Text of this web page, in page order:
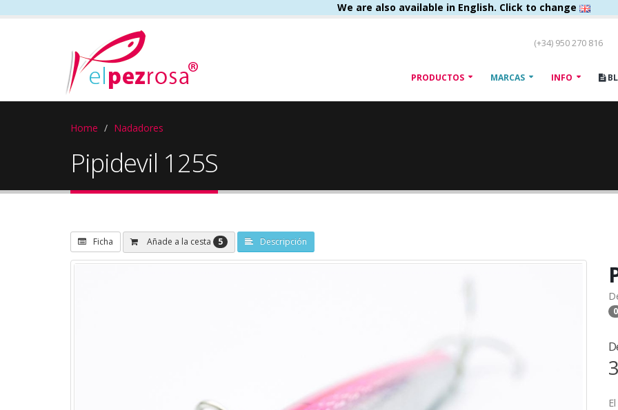
We are also available in English. Click to change
(+34) 950 270 816
PRODUCTOS MARCAS INFO
Home Nadadores
Pipidevil 125S
Ficha Añade a la cesta 5 Descripción
0